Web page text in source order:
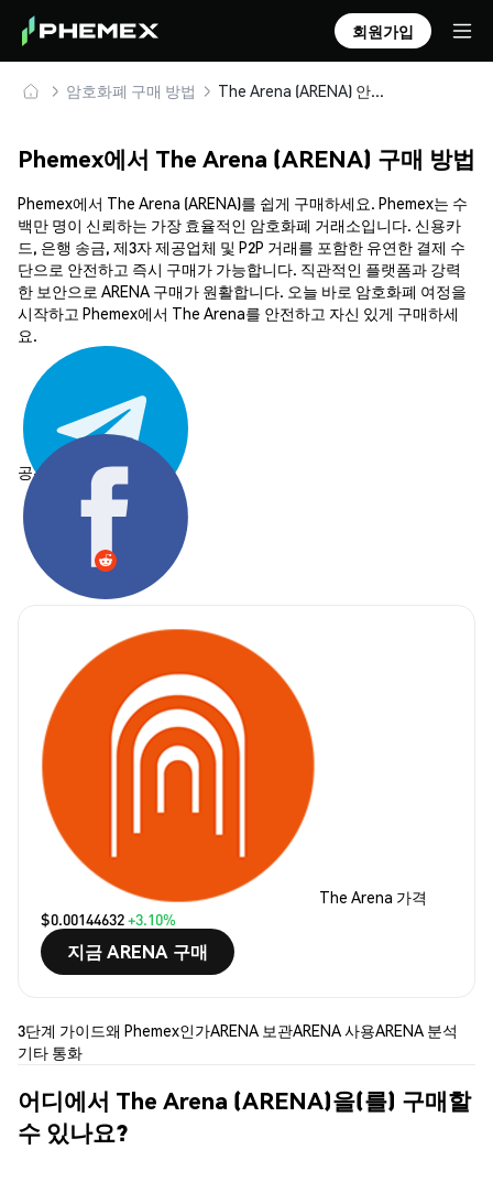
회원가입
암호화폐 구매 방법 The Arena (ARENA) 안전하게 구매 및 보관
Phemex에서 The Arena (ARENA) 구매 방법
Phemex에서 The Arena (ARENA)를 쉽게 구매하세요. Phemex는 수
백만 명이 신뢰하는 가장 효율적인 암호화폐 거래소입니다. 신용카
드, 은행 송금, 제3자 제공업체 및 P2P 거래를 포함한 유연한 결제 수
단으로 안전하고 즉시 구매가 가능합니다. 직관적인 플랫폼과 강력
한 보안으로 ARENA 구매가 원활합니다. 오늘 바로 암호화폐 여정을
시작하고 Phemex에서 The Arena를 안전하고 자신 있게 구매하세
요.
공유하기:
The Arena 가격
$0.00144632+3.10%
지금 ARENA 구매
3단계 가이드왜 Phemex인가ARENA 보관ARENA 사용ARENA 분석
기타 통화
어디에서 The Arena (ARENA)을(를) 구매할
수 있나요?